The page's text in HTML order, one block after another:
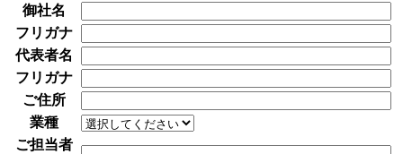
御社名
フリガナ
代表者名
フリガナ
ご住所
業種
ご担当者